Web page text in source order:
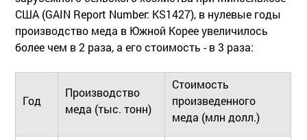
США (GAIN Report Number: KS1427), в нулевые годы
производство меда в Южной Корее увеличилось
более чем в 2 раза, а его стоимость - в 3 раза:
Год
Производство
меда (тыс. тонн)
Стоимость
произведенного
меда (млн долл.)